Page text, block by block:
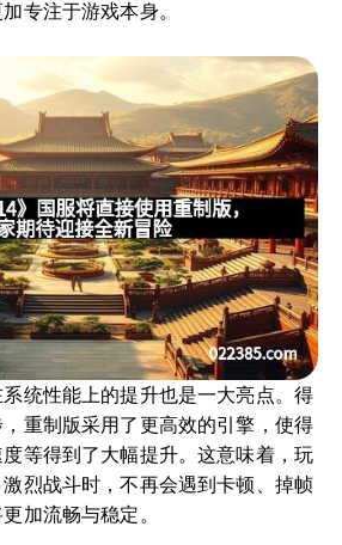
专注于游戏本身。
统性能上的提升也是一大亮点。得
重制版采用了更高效的引擎，使得
等得到了大幅提升。这意味着，玩
烈战斗时，不再会遇到卡顿、掉帧
加流畅与稳定。